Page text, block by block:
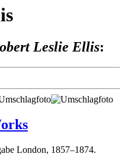
Leslie Ellis:
London, 1857–1874.